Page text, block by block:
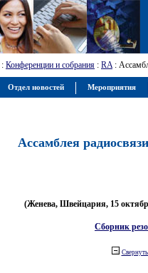
: Конференции и собрания : RA:
Ассамблея
(Женева, Швейцария, 15
Сборник
Свернуть
Отдел новостей Мероприятия